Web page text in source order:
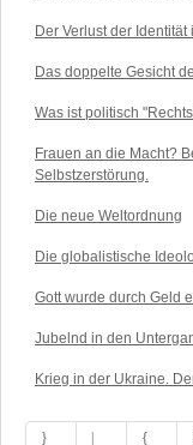
Der Verlust der
Das doppelte Gesicht
Was ist politisch
Frauen an die Macht?
Selbstzerstörung.
Die neue Weltordnung
Die globalistische
Gott wurde durch Geld
Jubelnd in den
Krieg in der Ukraine.